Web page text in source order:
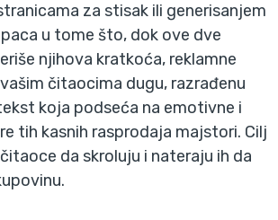
za stisak ili generisanjem
u tome što, dok ove dve
njihova kratkoća, reklamne
čitaocima dugu, razrađenu
koja podseća na emotivne i
tih kasnih rasprodaja majstori. Cilj
da skroluju i nateraju ih da